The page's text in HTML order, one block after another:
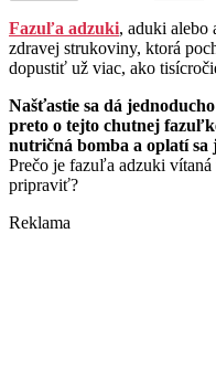
Fazuľa adzuki, aduki alebo
zdravej strukoviny, ktorá
dopustiť už viac, ako
Našťastie sa dá
preto o tejto chutnej
nutričná bomba a oplatí
Prečo je fazuľa adzuki
pripraviť?
Reklama